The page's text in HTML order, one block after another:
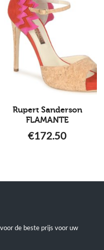
Rupert Sanderson
FLAMANTE
€172.50
de beste prijs voor uw